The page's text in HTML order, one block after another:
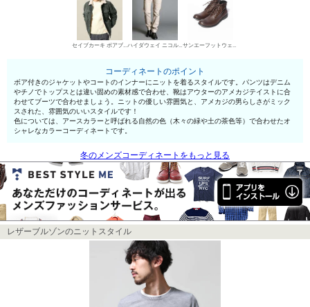
セイブカーキ ボアブルゾン・ジャケット ハイダウェイ ニコル デニムパンツ・ジーンズ サンエーフットウェア ワークブーツ
コーディネートのポイント
ボア付きのジャケットやコートのインナーにニットを着るスタイルです。パンツはデニム
やチノでトップスとは違い固めの素材感で合わせ、靴はアウターのアメカジテイストに合
わせてブーツで合わせましょう。ニットの優しい雰囲気と、アメカジの男らしさがミック
スされた、雰囲気のいいスタイルです！
色については、アースカラーと呼ばれる自然の色（木々の緑や土の茶色等）で合わせたオ
シャレなカラーコーディネートです。
冬のメンズコーディネートをもっと見る
レザーブルゾンのニットスタイル